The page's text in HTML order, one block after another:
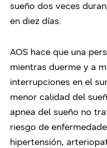
sueño dos veces
en diez días.
AOS hace que una
mientras duerme y a
interrupciones en el
menor calidad del
apnea del sueño no
riesgo de
hipertensión,